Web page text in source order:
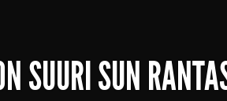
SUURI SUN